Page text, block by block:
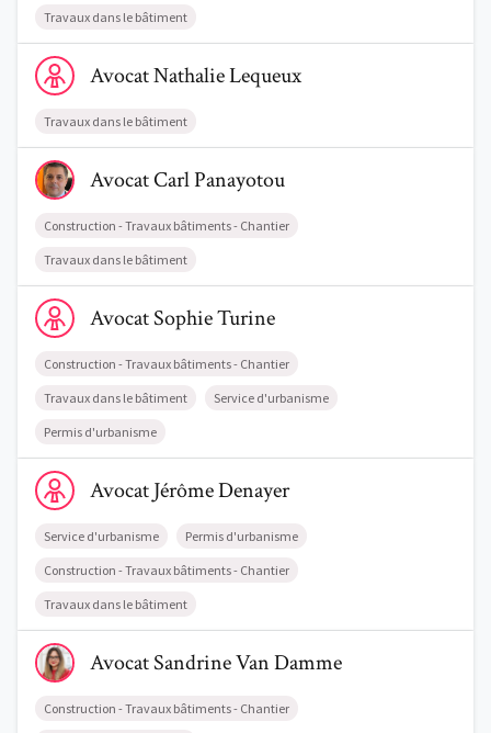
Travaux dans le bâtiment
Voir le profil de AvocatNathalie Lequeux
AvocatNathalieLequeux
Travaux dans le bâtiment
Voir le profil de AvocatCarl Panayotou
AvocatCarlPanayotou
Construction - Travaux bâtiments - Chantier
Travaux dans le bâtiment
Voir le profil de AvocatSophie Turine
AvocatSophieTurine
Construction - Travaux bâtiments - Chantier
Travaux dans le bâtiment Service d'urbanisme
Permis d'urbanisme
Voir le profil de AvocatJérôme Denayer
AvocatJérômeDenayer
Service d'urbanisme Permis d'urbanisme
Construction - Travaux bâtiments - Chantier
Travaux dans le bâtiment
Voir le profil de AvocatSandrine Van Damme
AvocatSandrineVan Damme
Construction - Travaux bâtiments - Chantier